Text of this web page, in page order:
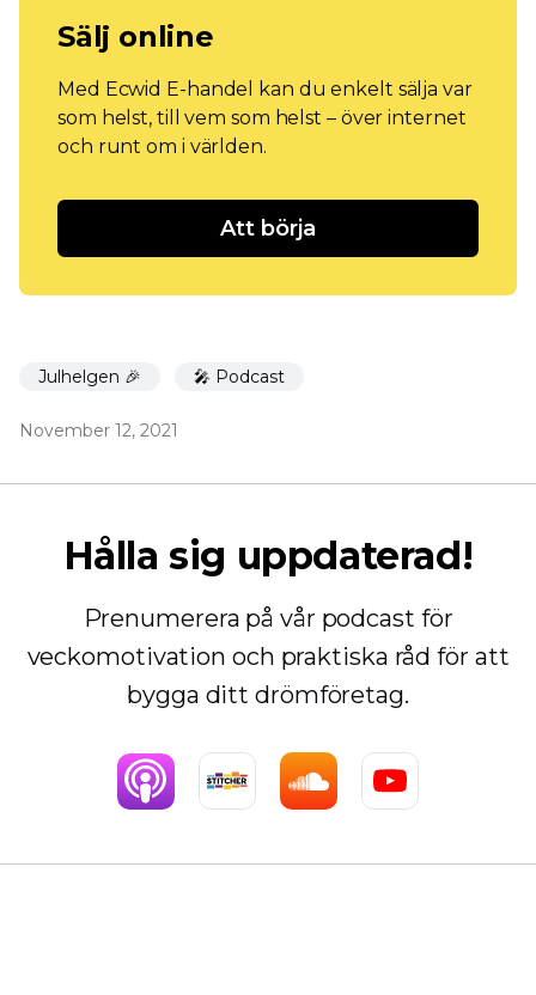
Sälj online
Med Ecwid E-handel kan du enkelt sälja var
som helst, till vem som helst – över internet
och runt om i världen.
Att börja
Julhelgen 🎉 🎤 Podcast
November 12, 2021
Hålla sig uppdaterad!
Prenumerera på vår podcast för
veckomotivation och praktiska råd för att
bygga ditt drömföretag.